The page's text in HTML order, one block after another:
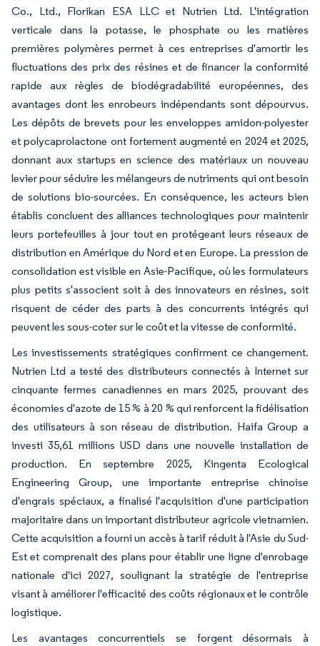
Co., Ltd., Florikan ESA LLC et Nutrien Ltd. L'intégration
verticale dans la potasse, le phosphate ou les matières
premières polymères permet à ces entreprises d'amortir les
fluctuations des prix des résines et de financer la conformité
rapide aux règles de biodégradabilité européennes, des
avantages dont les enrobeurs indépendants sont dépourvus.
Les dépôts de brevets pour les enveloppes amidon-polyester
et polycaprolactone ont fortement augmenté en 2024 et 2025,
donnant aux startups en science des matériaux un nouveau
levier pour séduire les mélangeurs de nutriments qui ont besoin
de solutions bio-sourcées. En conséquence, les acteurs bien
établis concluent des alliances technologiques pour maintenir
leurs portefeuilles à jour tout en protégeant leurs réseaux de
distribution en Amérique du Nord et en Europe. La pression de
consolidation est visible en Asie-Pacifique, où les formulateurs
plus petits s'associent soit à des innovateurs en résines, soit
risquent de céder des parts à des concurrents intégrés qui
peuvent les sous-coter sur le coût et la vitesse de conformité.
Les investissements stratégiques confirment ce changement.
Nutrien Ltd a testé des distributeurs connectés à Internet sur
cinquante fermes canadiennes en mars 2025, prouvant des
économies d'azote de 15 % à 20 % qui renforcent la fidélisation
des utilisateurs à son réseau de distribution. Haifa Group a
investi 35,61 millions USD dans une nouvelle installation de
production. En septembre 2025, Kingenta Ecological
Engineering Group, une importante entreprise chinoise
d'engrais spéciaux, a finalisé l'acquisition d'une participation
majoritaire dans un important distributeur agricole vietnamien.
Cette acquisition a fourni un accès à tarif réduit à l'Asie du Sud-
Est et comprenait des plans pour établir une ligne d'enrobage
nationale d'ici 2027, soulignant la stratégie de l'entreprise
visant à améliorer l'efficacité des coûts régionaux et le contrôle
logistique.
Les avantages concurrentiels se forgent désormais à